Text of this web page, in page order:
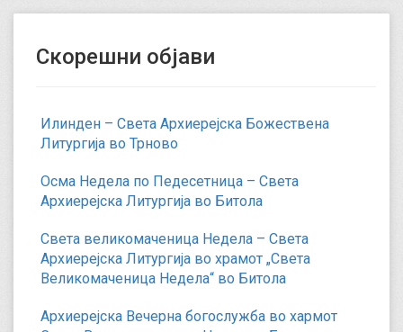
Скорешни објави
Илинден – Света Архиерејска Божествена
Литургија во Трново
Осма Недела по Педесетница – Света
Архиерејска Литургија во Битола
Света великомаченица Недела – Света
Архиерејска Литургија во храмот „Света
Великомаченица Недела“ во Битола
Архиерејска Вечерна богослужба во хармот